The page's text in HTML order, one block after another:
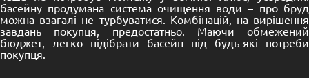
басейну продумана система очищення води – про бруд
можна взагалі не турбуватися. Комбінацій, на вирішення
завдань покупця, предостатньо. Маючи обмежений
бюджет, легко підібрати басейн під будь-які потреби
покупця.